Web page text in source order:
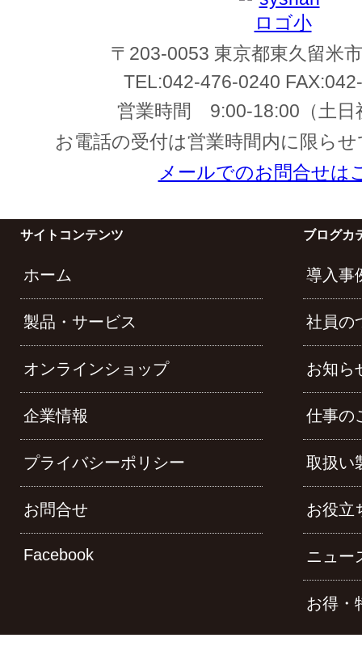
〒203-0053 東京都東久留米
TEL:042-476-0240 FAX:
営業時間
9:00-18:00 （土
お電話の受付は営業時間内に限ら
メールでのお問合せは
サイトコンテンツ
ホーム
製品・サービス
オンラインショップ
企業情報
プライバシーポリシー
お問合せ
Facebook
ブログカ
導入事
社員の
お知ら
仕事の
取扱い
お役立
ニュー
お得・